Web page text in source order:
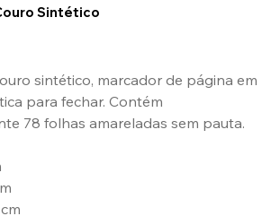
Sintético
sintético, marcador de página em
para fechar. Contém
78 folhas amareladas sem pauta.